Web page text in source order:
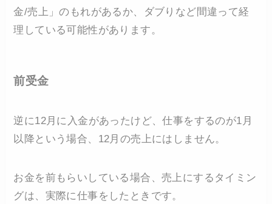
金/売上」のもれがあるか、ダブりなど間違って経
理している可能性があります。
前受金
逆に12月に入金があったけど、仕事をするのが1月
以降という場合、12月の売上にはしません。
お金を前もらいしている場合、売上にするタイミン
グは、実際に仕事をしたときです。